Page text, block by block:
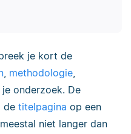
je kort de
, methodologie,
onderzoek. De
de titelpagina op een
niet langer dan